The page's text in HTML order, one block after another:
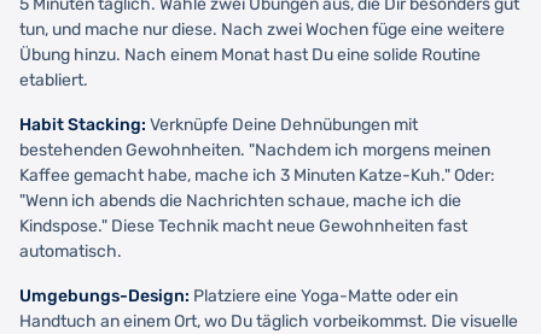
5 Minuten täglich. Wähle zwei Übungen aus, die Dir besonders gut
tun, und mache nur diese. Nach zwei Wochen füge eine weitere
Übung hinzu. Nach einem Monat hast Du eine solide Routine
etabliert.
Habit Stacking: Verknüpfe Deine Dehnübungen mit
bestehenden Gewohnheiten. "Nachdem ich morgens meinen
Kaffee gemacht habe, mache ich 3 Minuten Katze-Kuh." Oder:
"Wenn ich abends die Nachrichten schaue, mache ich die
Kindspose." Diese Technik macht neue Gewohnheiten fast
automatisch.
Umgebungs-Design: Platziere eine Yoga-Matte oder ein
Handtuch an einem Ort, wo Du täglich vorbeikommst. Die visuelle